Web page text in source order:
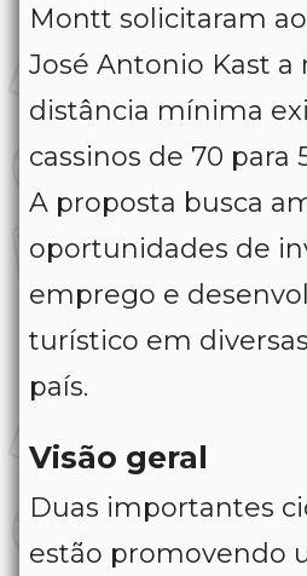
Montt solicitaram
José Antonio Kast a
distância mínima
cassinos de 70 para
A proposta busca
oportunidades de
emprego e
turístico em
país.
Visão geral
Duas importantes
estão promovendo